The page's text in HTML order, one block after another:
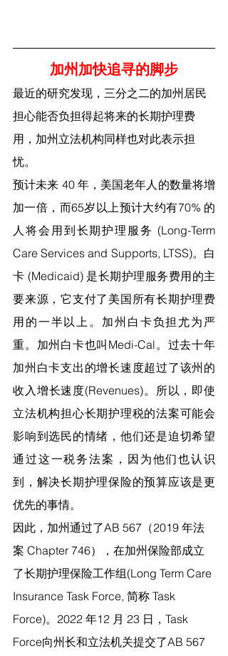
加州加快追寻的脚步
最近的研究发现，三分之二的加州居民
担心能否负担得起将来的长期护理费
用，加州立法机构同样也对此表示担
忧。
预计未来 40 年，美国老年人的数量将增
加一倍，而65岁以上预计大约有70% 的
人将会用到长期护理服务 (Long-Term
Care Services and Supports, LTSS)。白
卡 (Medicaid) 是长期护理服务费用的主
要来源，它支付了美国所有长期护理费
用的一半以上。加州白卡负担尤为严
重。加州白卡也叫Medi-Cal。过去十年
加州白卡支出的增长速度超过了该州的
收入增长速度(Revenues)。所以，即使
立法机构担心长期护理税的法案可能会
影响到选民的情绪，他们还是迫切希望
通过这一税务法案，因为他们也认识
到，解决长期护理保险的预算应该是更
优先的事情。
因此，加州通过了AB 567（2019 年法
案 Chapter 746），在加州保险部成立
了长期护理保险工作组(Long Term Care
Insurance Task Force, 简称 Task
Force)。2022 年12 月 23 日，Task
Force向州长和立法机关提交了AB 567